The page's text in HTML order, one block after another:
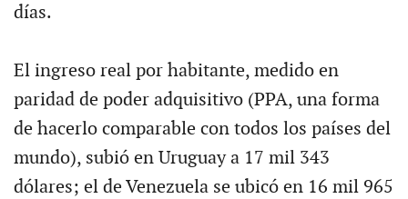
días.
El ingreso real por habitante, medido en
paridad de poder adquisitivo (PPA, una forma
de hacerlo comparable con todos los países del
mundo), subió en Uruguay a 17 mil 343
dólares; el de Venezuela se ubicó en 16 mil 965